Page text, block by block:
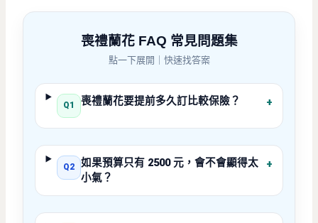
喪禮蘭花 FAQ 常見問題集
點一下展開｜快速找答案
Q1 喪禮蘭花要提前多久訂比較保險？ +
Q2
如果預算只有 2500 元，會不會顯得太
小氣？
+